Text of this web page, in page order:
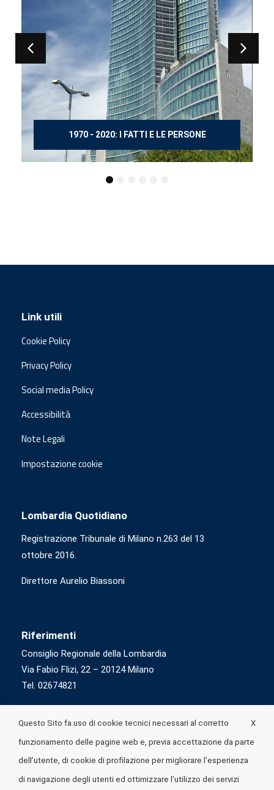
150 ANNI DOPO MANZONI
Link utili
Cookie Policy
Privacy Policy
Social media Policy
Accessibilità
Note Legali
Impostazione cookie
Lombardia Quotidiano
Registrazione Tribunale di Milano n.263 del 13
ottobre 2016.
Direttore Aurelio Biassoni
Riferimenti
Consiglio Regionale della Lombardia
Via Fabio Flizi, 22 – 20124 Milano
Tel. 02674821
X
Questo Sito fa uso di cookie tecnici necessari al corretto
funzionamento delle pagine web e, previa accettazione da parte
dell’utente, di cookie di profilazione per migliorare l’esperienza
di navigazione degli utenti ed ottimizzare l’utilizzo dei servizi